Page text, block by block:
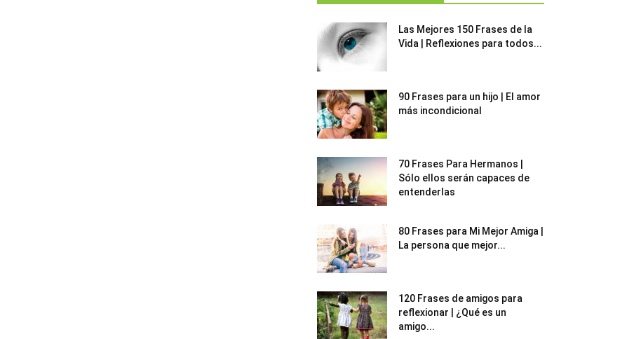
Las Mejores 150 Frases de la
Vida | Reflexiones para todos...
90 Frases para un hijo | El amor
más incondicional
70 Frases Para Hermanos |
Sólo ellos serán capaces de
entenderlas
80 Frases para Mi Mejor Amiga |
La persona que mejor...
120 Frases de amigos para
reflexionar | ¿Qué es un
amigo...